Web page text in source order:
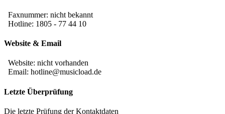
Faxnummer: nicht bekannt
Hotline: 1805 - 77 44 10
Website & Email
Website: nicht vorhanden
Email: hotline@musicload.de
Letzte Überprüfung
Die letzte Prüfung der Kontaktdaten